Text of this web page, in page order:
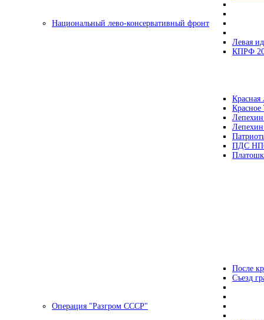
Национальный лево-консервативный фронт
Левая
КПРФ
Красная
ПДС
После
Съезд
Операция "Разгром СССР"